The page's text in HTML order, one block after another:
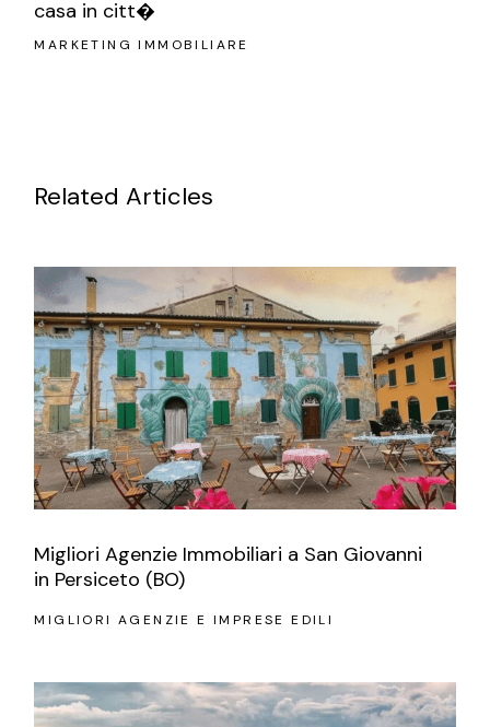
casa in citt�
MARKETING IMMOBILIARE
Related Articles
Migliori Agenzie Immobiliari a San Giovanni
in Persiceto (BO)
MIGLIORI AGENZIE E IMPRESE EDILI